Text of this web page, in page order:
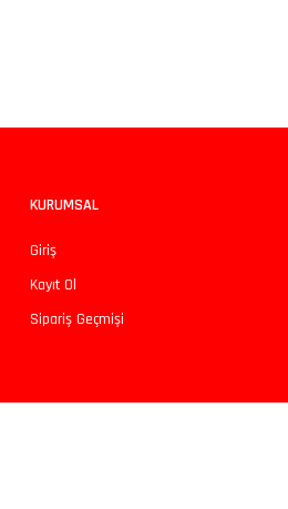
Ürün resmi kalitesiz, bozuk veya
Ürün bilgilerinde hatalar
KURUMSAL
Giriş
Kayıt Ol
Sipariş Geçmişi